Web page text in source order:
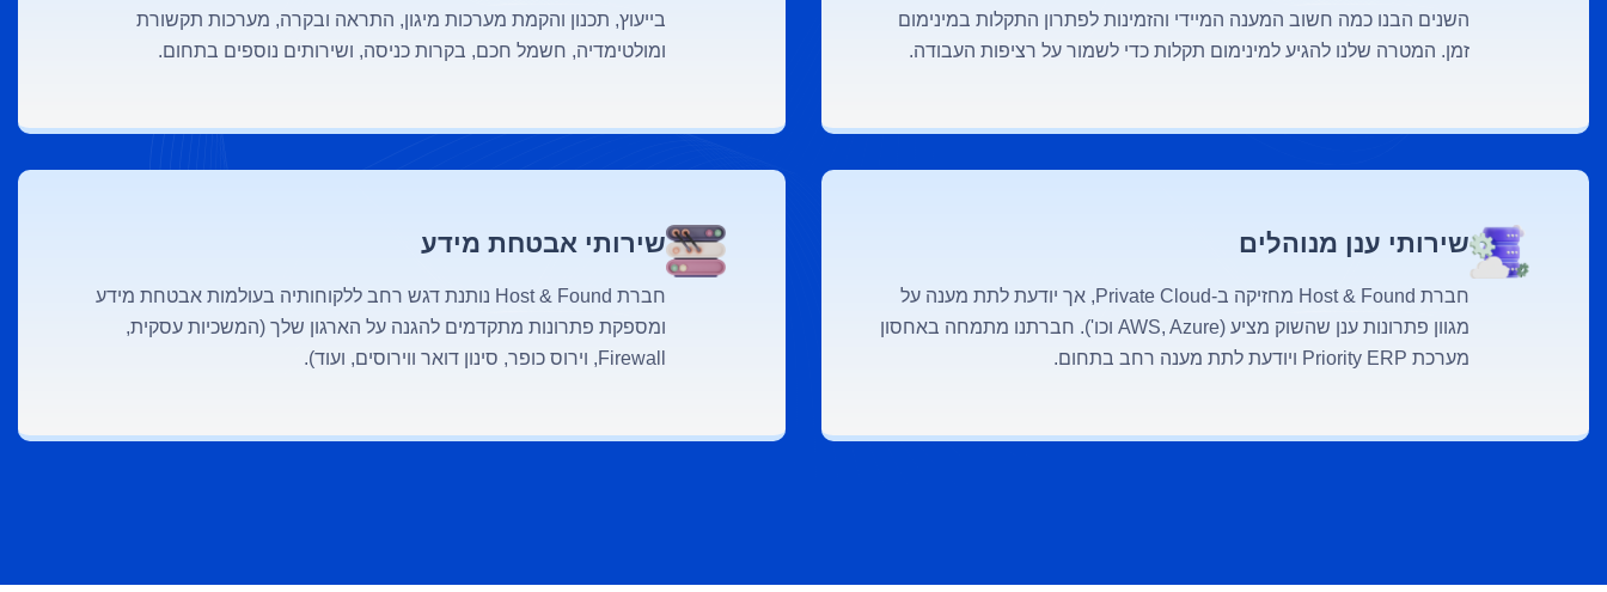
השנים הבנו כמה חשוב המענה המיידי והזמינות לפתרון התקלות במינימום
זמן. המטרה שלנו להגיע למינימום תקלות כדי לשמור על רציפות העבודה.
בייעוץ, תכנון והקמת מערכות מיגון, התראה ובקרה, מערכות תקשורת
ומולטימדיה, חשמל חכם, בקרות כניסה, ושירותים נוספים בתחום.
שירותי ענן מנוהלים
חברת Host & Found מחזיקה ב-Private Cloud, אך יודעת לתת מענה על
מגוון פתרונות ענן שהשוק מציע (AWS, Azure וכו'). חברתנו מתמחה באחסון
מערכת Priority ERP ויודעת לתת מענה רחב בתחום.
שירותי אבטחת מידע
חברת Host & Found נותנת דגש רחב ללקוחותיה בעולמות אבטחת מידע
ומספקת פתרונות מתקדמים להגנה על הארגון שלך (המשכיות עסקית,
Firewall, וירוס כופר, סינון דואר ווירוסים, ועוד).